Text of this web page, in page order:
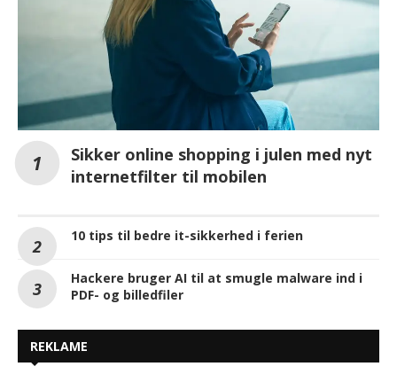
Sikker online shopping i julen med nyt
internetfilter til mobilen
10 tips til bedre it-sikkerhed i ferien
Hackere bruger AI til at smugle malware ind i
PDF- og billedfiler
REKLAME